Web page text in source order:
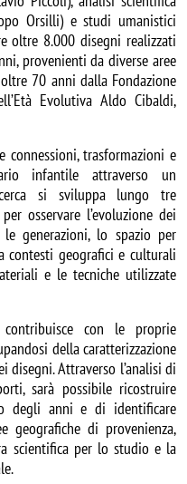
Orsilli) e studi umanistici
oltre 8.000 disegni realizzati
provenienti da diverse aree
70 anni dalla Fondazione
Evolutiva Aldo Cibaldi,
connessioni, trasformazioni e
infantile attraverso un
si sviluppa lungo tre
osservare l’evoluzione dei
generazioni, lo spazio per
contesti geografici e culturali
e le tecniche utilizzate
contribuisce con le proprie
della caratterizzazione
Attraverso l’analisi di
sarà possibile ricostruire
degli anni e di identificare
geografiche di provenienza,
scientifica per lo studio e la